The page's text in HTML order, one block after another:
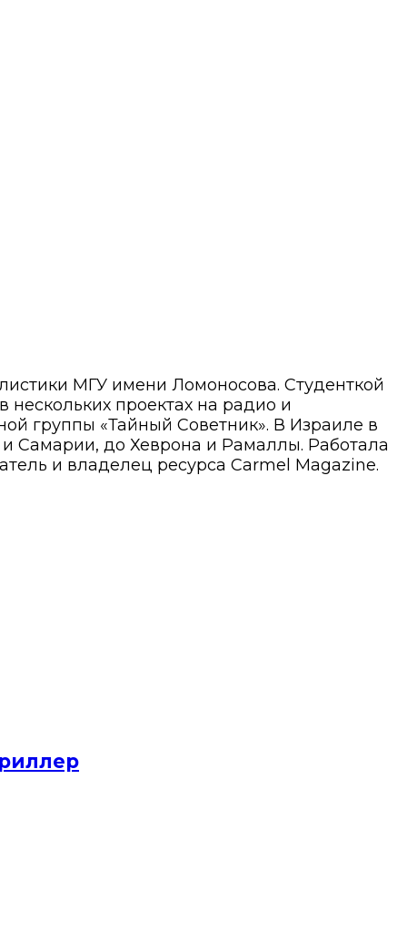
МГУ имени Ломоносова. Студенткой
нескольких проектах на радио и
группы «Тайный Советник». В Израиле в
и Самарии, до Хеврона и Рамаллы. Работала
и владелец ресурса Carmel Magazine.